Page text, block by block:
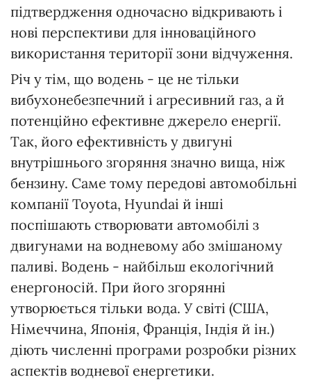
підтвердження одночасно відкривають і
нові перспективи для інноваційного
використання території зони відчуження.
Річ у тім, що водень - це не тільки
вибухонебезпечний і агресивний газ, а й
потенційно ефективне джерело енергії.
Так, його ефективність у двигуні
внутрішнього згоряння значно вища, ніж
бензину. Саме тому передові автомобільні
компанії Toyota, Hyundai й інші
поспішають створювати автомобілі з
двигунами на водневому або змішаному
паливі. Водень - найбільш екологічний
енергоносій. При його згорянні
утворюється тільки вода. У світі (США,
Німеччина, Японія, Франція, Індія й ін.)
діють численні програми розробки різних
аспектів водневої енергетики.